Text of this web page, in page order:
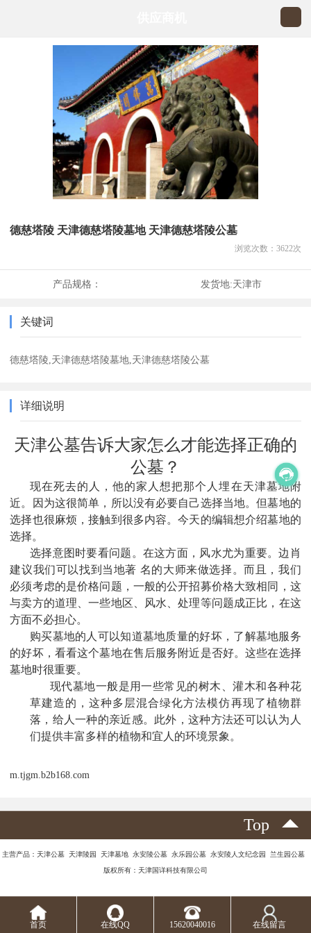
德慈塔陵 天津德慈塔陵墓地 天津德慈塔陵公墓
浏览次数： 3622次
产品规格： 发货地:天津市
关键词
德慈塔陵,天津德慈塔陵墓地,天津德慈塔陵公墓
详细说明
天津公墓告诉大家怎么才能选择正确的
公墓？
现在死去的人，他的家人想把那个人埋在天津墓地附
近。因为这很简单，所以没有必要自己选择当地。但墓地的
选择也很麻烦，接触到很多内容。今天的编辑想介绍墓地的
选择。
选择意图时要看问题。在这方面，风水尤为重要。边肖
建议我们可以找到当地著 名的大师来做选择。而且，我们
必须考虑的是价格问题，一般的公开招募价格大致相同，这
与卖方的道理、一些地区、风水、处理等问题成正比，在这
方面不必担心。
购买墓地的人可以知道墓地质量的好坏，了解墓地服务
的好坏，看看这个墓地在售后服务附近是否好。这些在选择
墓地时很重要。
现代墓地一般是用一些常见的树木、灌木和各种花
草建造的，这种多层混合绿化方法模仿再现了植物群
落，给人一种的亲近感。此外，这种方法还可以认为人
们提供丰富多样的植物和宜人的环境景象。
m.tjgm.b2b168.com
Top
主营产品：天津公墓 天津陵园 天津墓地 永安陵公墓 永乐园公墓 永安陵人文纪念园 兰生园公墓
版权所有：天津国详科技有限公司
首页 在线QQ 15620040016 在线留言